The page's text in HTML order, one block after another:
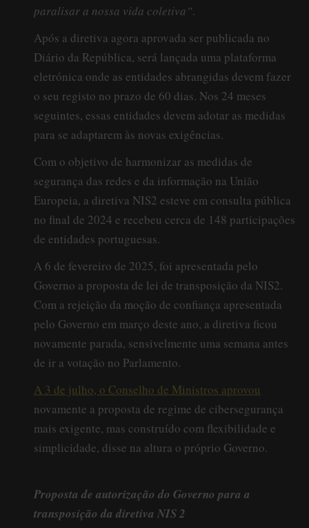
paralisar a nossa vida coletiva”.
Após a diretiva agora aprovada ser publicada no
Diário da República, será lançada uma plataforma
eletrónica onde as entidades abrangidas devem fazer
o seu registo no prazo de 60 dias. Nos 24 meses
seguintes, essas entidades devem adotar as medidas
para se adaptarem às novas exigências.
Com o objetivo de harmonizar as medidas de
segurança das redes e da informação na União
Europeia, a diretiva NIS2 esteve em consulta pública
no final de 2024 e recebeu cerca de 148 participações
de entidades portuguesas.
A 6 de fevereiro de 2025, foi apresentada pelo
Governo a proposta de lei de transposição da NIS2.
Com a rejeição da moção de confiança apresentada
pelo Governo em março deste ano, a diretiva ficou
novamente parada, sensivelmente uma semana antes
de ir a votação no Parlamento.
A 3 de julho, o Conselho de Ministros aprovou
novamente a proposta de regime de cibersegurança
mais exigente, mas construído com flexibilidade e
simplicidade, disse na altura o próprio Governo.
Proposta de autorização do Governo para a
transposição da diretiva NIS 2